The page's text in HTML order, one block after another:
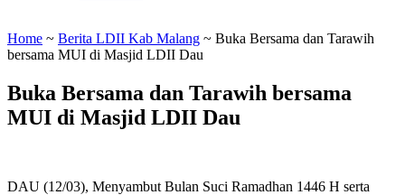
Home ~ Berita LDII Kab Malang ~ Buka Bersama dan Tarawih
bersama MUI di Masjid LDII Dau
Buka Bersama dan Tarawih bersama
MUI di Masjid LDII Dau
DAU (12/03), Menyambut Bulan Suci Ramadhan 1446 H serta